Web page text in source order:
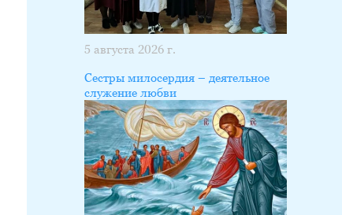
5 августа 2026 г.
Сестры милосердия – деятельное
служение любви